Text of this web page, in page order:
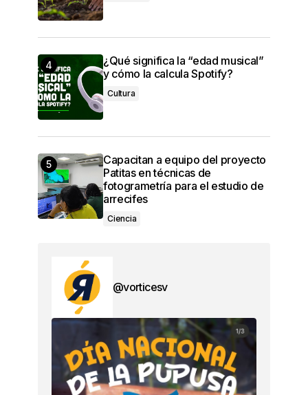
¿Qué significa la “edad musical”
y cómo la calcula Spotify?
Cultura
Capacitan a equipo del proyecto
Patitas en técnicas de
fotogrametría para el estudio de
arrecifes
Ciencia
@vorticesv